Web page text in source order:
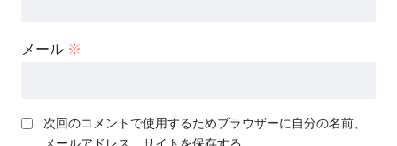
メール ※
次回のコメントで使用するためブラウザーに自分の名前、
メールアドレス、サイトを保存する。